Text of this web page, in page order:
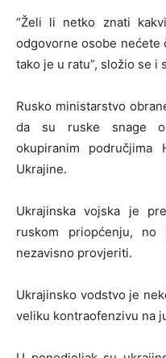
“Želi li netko znati
odgovorne osobe nećete
tako je u ratu”, složio se i
Rusko ministarstvo
da su ruske snage
okupiranim
Ukrajine.
Ukrajinska vojska je
ruskom priopćenju,
nezavisno provjeriti.
Ukrajinsko vodstvo je
veliku kontraofenzivu na